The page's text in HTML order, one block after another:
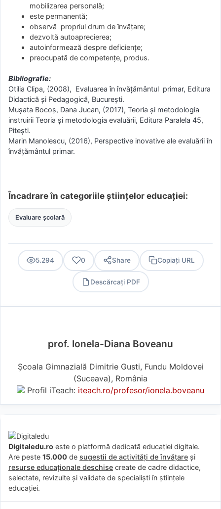
mobilizarea personală;
este permanentă;
observă propriul drum de învățare;
dezvoltă autoaprecierea;
autoinformează despre deficiențe;
preocupată de competențe, produs.
Bibliografie:
Otilia Clipa, (2008), Evaluarea în învăţământul primar, Editura
Didactică şi Pedagogică, Bucureşti.
Mușata Bocoș, Dana Jucan, (2017), Teoria și metodologia
instruirii Teoria și metodologia evaluării, Editura Paralela 45,
Pitești.
Marin Manolescu, (2016), Perspective inovative ale evaluării în
învățământul primar.
Încadrare în categoriile științelor educației:
Evaluare școlară
5.294 0 Share Copiați URL
Descărcați PDF
prof. Ionela-Diana Boveanu
Școala Gimnazială Dimitrie Gusti, Fundu Moldovei
(Suceava), România
Profil iTeach: iteach.ro/profesor/ionela.boveanu
Digitaledu.ro este o platformă dedicată educației digitale.
Are peste 15.000 de sugestii de activități de învățare și
resurse educaționale deschise create de cadre didactice,
selectate, revizuite și validate de specialiști în științele
educației.